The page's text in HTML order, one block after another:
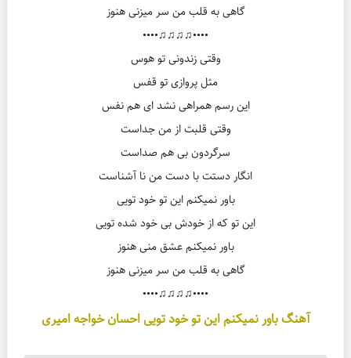
گاهی به قلب من سر میزنی هنوز
••••♫♫♫♫••••
وقتی زندونی تو هوس
مثل پروازی تو قفس
این رسم همراهی نشد ای هم نفس
وقتی قلبت از من جداست
سرگردون بی هم صداست
انگار دستت با دست من نا آشناست
باور نمیکنم این تو خود تویی
این تو که از خودش بی خود شده تویی
باور نمیکنم عشق منی هنوز
گاهی به قلب من سر میزنی هنوز
••••♫♫♫♫••••
آهنگ باور نمیکنم این تو خود تویی احسان خواجه امیری